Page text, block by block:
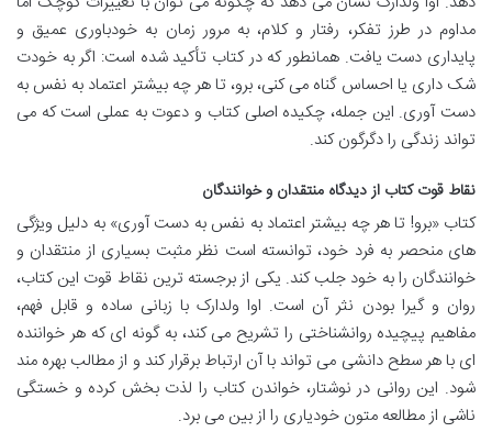
مداوم در طرز تفکر، رفتار و کلام، به مرور زمان به خودباوری عمیق و
پایداری دست یافت. همانطور که در کتاب تأکید شده است: اگر به خودت
شک داری یا احساس گناه می کنی، برو، تا هر چه بیشتر اعتماد به نفس به
دست آوری. این جمله، چکیده اصلی کتاب و دعوت به عملی است که می
تواند زندگی را دگرگون کند.
نقاط قوت کتاب از دیدگاه منتقدان و خوانندگان
کتاب «برو! تا هر چه بیشتر اعتماد به نفس به دست آوری» به دلیل ویژگی
های منحصر به فرد خود، توانسته است نظر مثبت بسیاری از منتقدان و
خوانندگان را به خود جلب کند. یکی از برجسته ترین نقاط قوت این کتاب،
روان و گیرا بودن نثر آن است. اوا ولدارک با زبانی ساده و قابل فهم،
مفاهیم پیچیده روانشناختی را تشریح می کند، به گونه ای که هر خواننده
ای با هر سطح دانشی می تواند با آن ارتباط برقرار کند و از مطالب بهره مند
شود. این روانی در نوشتار، خواندن کتاب را لذت بخش کرده و خستگی
ناشی از مطالعه متون خودیاری را از بین می برد.